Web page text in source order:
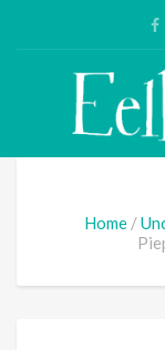
Home